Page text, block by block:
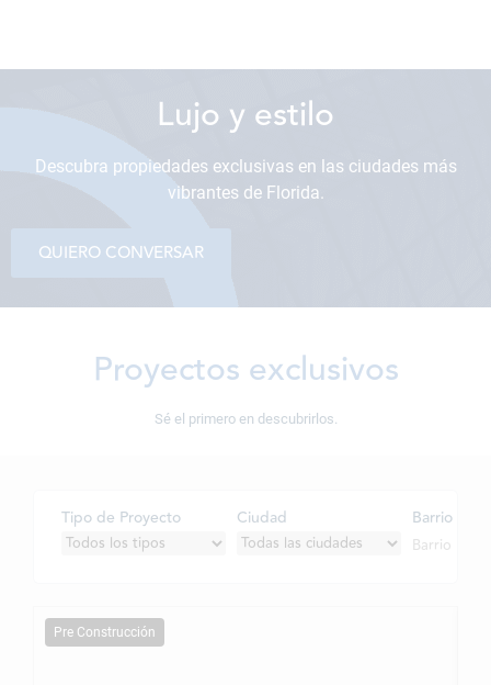
Lujo y estilo
Descubra propiedades exclusivas en las ciudades más
vibrantes de Florida.
QUIERO CONVERSAR
Proyectos exclusivos
Sé el primero en descubrirlos.
Tipo de Proyecto Ciudad Barrio
Pre Construcción